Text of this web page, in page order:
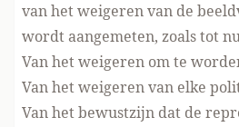
van het weigeren van de
wordt aangemeten, zoals tot
Van het weigeren om te
Van het weigeren van elke
Van het bewustzijn dat de